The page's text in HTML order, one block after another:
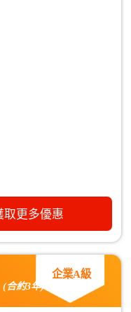
更多優惠
(合約3年)
企業A級